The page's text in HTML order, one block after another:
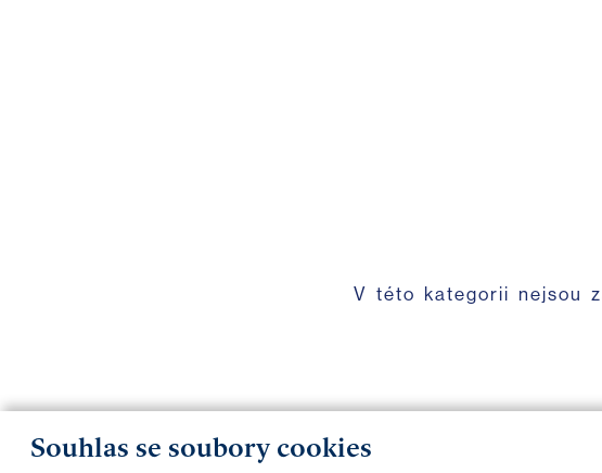
Souhlas se soubory cookies
V této kategorii nejsou